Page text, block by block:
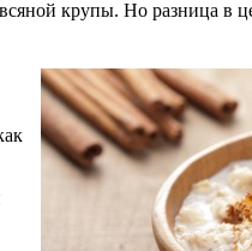
крупы. Но разница в